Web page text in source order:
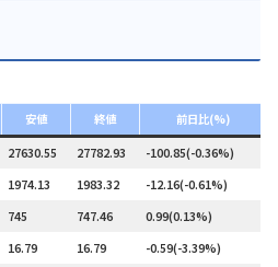
安値 終値 前日比(%)
27630.55 27782.93 -100.85(-0.36%)
1974.13 1983.32 -12.16(-0.61%)
745 747.46 0.99(0.13%)
16.79 16.79 -0.59(-3.39%)